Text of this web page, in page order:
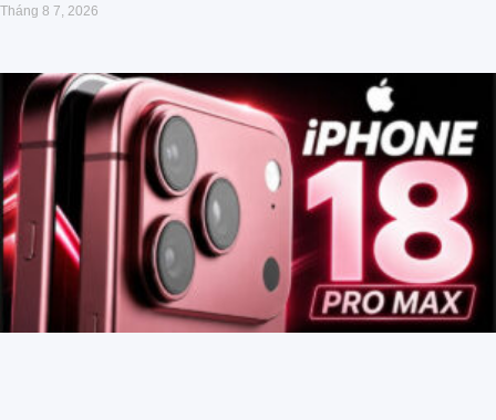
Tháng 8 7, 2026